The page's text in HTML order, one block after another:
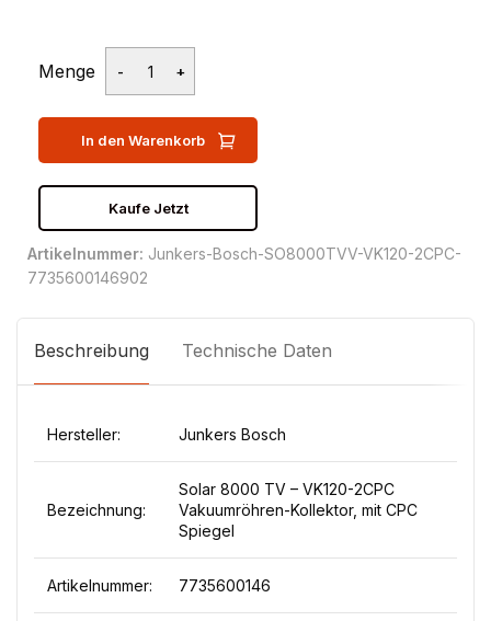
Menge
In den Warenkorb
Kaufe Jetzt
Artikelnummer: Junkers-Bosch-SO8000TVV-VK120-2CPC-
7735600146902
Beschreibung Technische Daten
Hersteller: Junkers Bosch
Bezeichnung:
Solar 8000 TV – VK120-2CPC
Vakuumröhren-Kollektor, mit CPC
Spiegel
Artikelnummer: 7735600146